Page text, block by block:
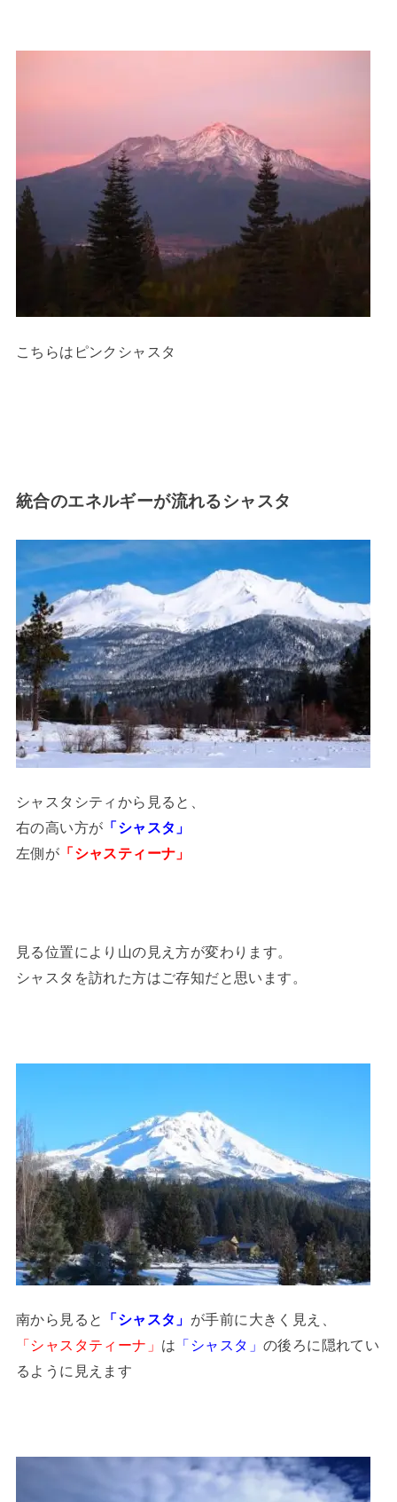
こちらはピンクシャスタ
統合のエネルギーが流れるシャスタ
シャスタシティから見ると、
右の高い方が 「シャスタ」
左側が 「シャスティーナ」
見る位置により山の見え方が変わります。
シャスタを訪れた方はご存知だと思います。
南から見ると 「シャスタ」 が手前に大きく見え、
「シャスタティーナ」 は 「シャスタ」 の後ろに隠れてい
るように見えます